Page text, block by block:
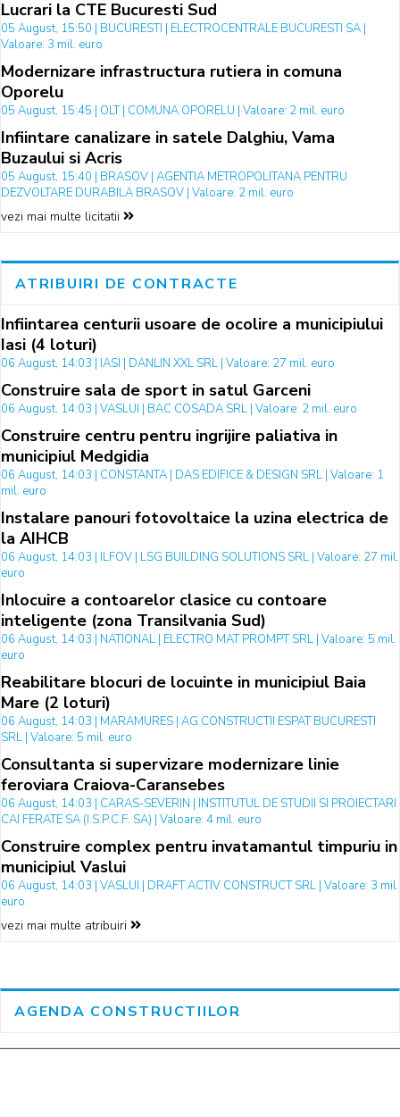
Lucrari la CTE Bucuresti Sud
05 August, 15:50 | BUCURESTI | ELECTROCENTRALE BUCURESTI SA |
Valoare: 3 mil. euro
Modernizare infrastructura rutiera in comuna
Oporelu
05 August, 15:45 | OLT | COMUNA OPORELU | Valoare: 2 mil. euro
Infiintare canalizare in satele Dalghiu, Vama
Buzaului si Acris
05 August, 15:40 | BRASOV | AGENTIA METROPOLITANA PENTRU
DEZVOLTARE DURABILA BRASOV | Valoare: 2 mil. euro
vezi mai multe licitatii
ATRIBUIRI DE CONTRACTE
Infiintarea centurii usoare de ocolire a municipiului
Iasi (4 loturi)
06 August, 14:03 | IASI | DANLIN XXL SRL | Valoare: 27 mil. euro
Construire sala de sport in satul Garceni
06 August, 14:03 | VASLUI | BAC COSADA SRL | Valoare: 2 mil. euro
Construire centru pentru ingrijire paliativa in
municipiul Medgidia
06 August, 14:03 | CONSTANTA | DAS EDIFICE & DESIGN SRL | Valoare: 1
mil. euro
Instalare panouri fotovoltaice la uzina electrica de
la AIHCB
06 August, 14:03 | ILFOV | LSG BUILDING SOLUTIONS SRL | Valoare: 27 mil.
euro
Inlocuire a contoarelor clasice cu contoare
inteligente (zona Transilvania Sud)
06 August, 14:03 | NATIONAL | ELECTRO MAT PROMPT SRL | Valoare: 5 mil.
euro
Reabilitare blocuri de locuinte in municipiul Baia
Mare (2 loturi)
06 August, 14:03 | MARAMURES | AG CONSTRUCTII ESPAT BUCURESTI
SRL | Valoare: 5 mil. euro
Consultanta si supervizare modernizare linie
feroviara Craiova-Caransebes
06 August, 14:03 | CARAS-SEVERIN | INSTITUTUL DE STUDII SI PROIECTARI
CAI FERATE SA (I.S.P.C.F. SA) | Valoare: 4 mil. euro
Construire complex pentru invatamantul timpuriu in
municipiul Vaslui
06 August, 14:03 | VASLUI | DRAFT ACTIV CONSTRUCT SRL | Valoare: 3 mil.
euro
vezi mai multe atribuiri
AGENDA CONSTRUCTIILOR